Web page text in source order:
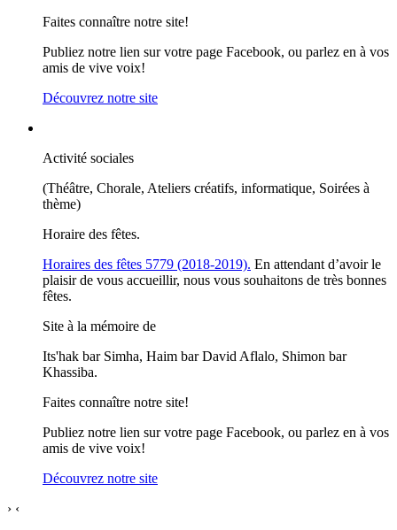
Faites connaître notre site!
Publiez notre lien sur votre page Facebook, ou parlez en à vos
amis de vive voix!
Découvrez notre site
Activité sociales
(Théâtre, Chorale, Ateliers créatifs, informatique, Soirées à
thème)
Horaire des fêtes.
Horaires des fêtes 5779 (2018-2019). En attendant d’avoir le
plaisir de vous accueillir, nous vous souhaitons de très bonnes
fêtes.
Site à la mémoire de
Its'hak bar Simha, Haim bar David Aflalo, Shimon bar
Khassiba.
Faites connaître notre site!
Publiez notre lien sur votre page Facebook, ou parlez en à vos
amis de vive voix!
Découvrez notre site
› ‹